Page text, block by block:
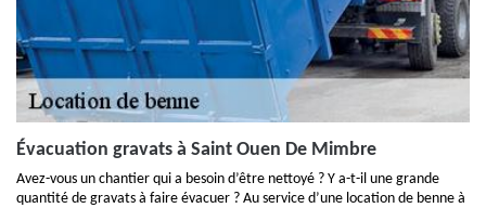
Évacuation gravats à Saint Ouen De Mimbre
Avez-vous un chantier qui a besoin d’être nettoyé ? Y a-t-il une grande
quantité de gravats à faire évacuer ? Au service d’une location de benne à